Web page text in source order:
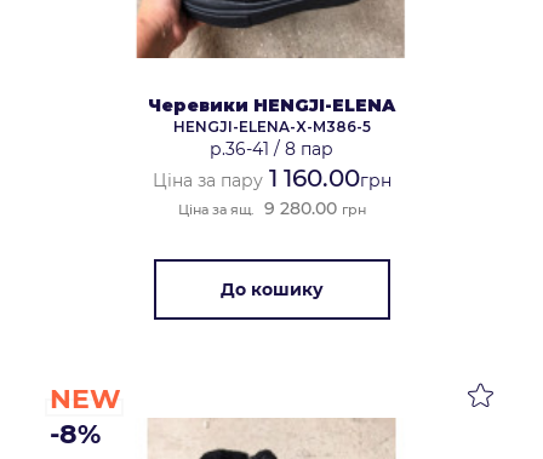
Черевики HENGJI-ELENA
HENGJI-ELENA-X-M386-5
р.36-41 / 8 пар
Ціна за пару1 160.00грн
Ціна за ящ. 9 280.00 грн
До кошику
NEW
-8%